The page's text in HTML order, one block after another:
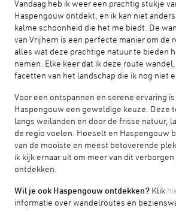
Vandaag heb ik weer een prachtig stukje
Haspengouw ontdekt, en ik kan niet
kalme schoonheid die het me biedt. De
van Vrijhern is een perfecte manier om de
alles wat deze prachtige natuur te bieden
nemen. Elke keer dat ik deze route
facetten van het landschap die ik nog niet
Voor een ontspannen en serene ervaring
Haspengouw een geweldige keuze. Deze
langs weilanden en door de frisse natuur,
de regio voelen. Hoeselt en Haspengouw
van de mooiste en meest betoverende
ik kijk ernaar uit om meer van dit verborgen
ontdekken.
Wil je ook Haspengouw ontdekken? Klik
informatie over wandelroutes en